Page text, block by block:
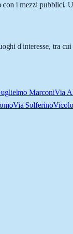
i mezzi pubblici.
d'interesse, tra
MarconiVia
Via Solferino